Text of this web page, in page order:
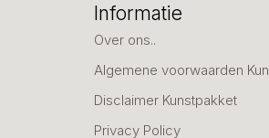
Informatie
Over ons..
Algemene voorwaarden
Disclaimer Kunstpakket
Privacy Policy